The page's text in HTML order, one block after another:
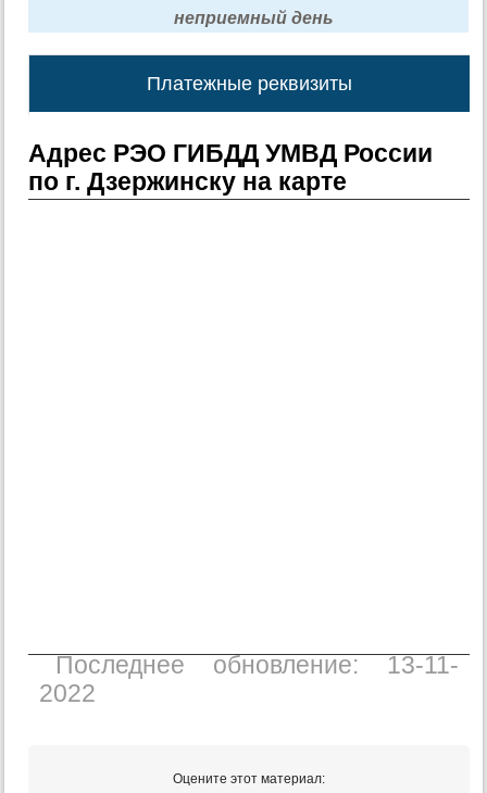
неприемный день
Платежные реквизиты
Адрес РЭО ГИБДД УМВД России
по г. Дзержинску на карте
Последнее обновление: 13-11-
2022
Оцените этот материал: